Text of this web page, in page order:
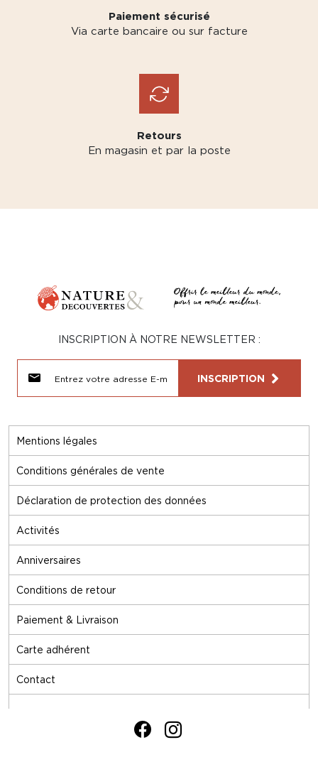
Paiement sécurisé
Via carte bancaire ou sur facture
Retours
En magasin et par la poste
Mentions légales
Conditions générales de vente
Déclaration de protection des données
Activités
Anniversaires
Conditions de retour
Paiement & Livraison
Carte adhérent
Contact
INSCRIPTION À NOTRE NEWSLETTER :
INSCRIPTION